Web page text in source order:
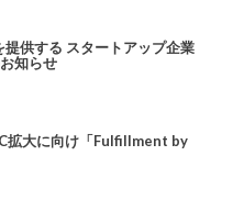
供する スタートアップ企業
知らせ
拡大に向け「Fulfillment by